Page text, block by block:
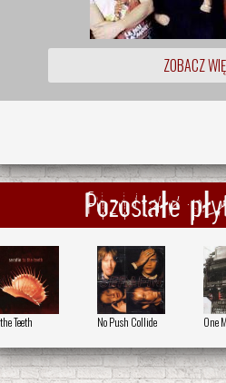
ZOBACZ
Pozostałe
Teeth No Push Collide One